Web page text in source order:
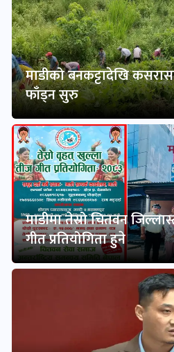
माडीको बनकट्टादेखि
फाँड्न सुरु
माडीमा तेस्रो चितवन
गीत प्रतियोगिता हुने